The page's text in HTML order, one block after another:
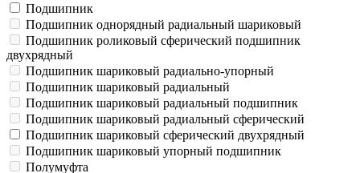
Подшипник
Подшипник однорядный радиальный шариковый
Подшипник роликовый сферический подшипник
двухрядный
Подшипник шариковый радиально-упорный
Подшипник шариковый радиальный
Подшипник шариковый радиальный подшипник
Подшипник шариковый радиальный сферический
Подшипник шариковый сферический двухрядный
Подшипник шариковый упорный подшипник
Полумуфта